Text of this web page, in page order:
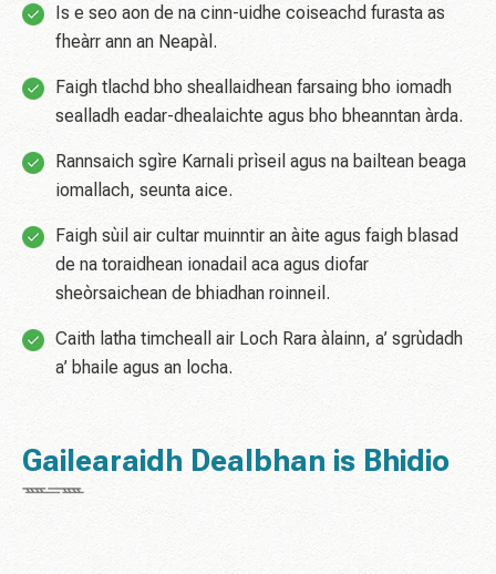
Is e seo aon de na cinn-uidhe coiseachd furasta as
fheàrr ann an Neapàl.
Faigh tlachd bho sheallaidhean farsaing bho iomadh
sealladh eadar-dhealaichte agus bho bheanntan àrda.
Rannsaich sgìre Karnali prìseil agus na bailtean beaga
iomallach, seunta aice.
Faigh sùil air cultar muinntir an àite agus faigh blasad
de na toraidhean ionadail aca agus diofar
sheòrsaichean de bhiadhan roinneil.
Caith latha timcheall air Loch Rara àlainn, a’ sgrùdadh
a’ bhaile agus an locha.
Gailearaidh Dealbhan is Bhidio